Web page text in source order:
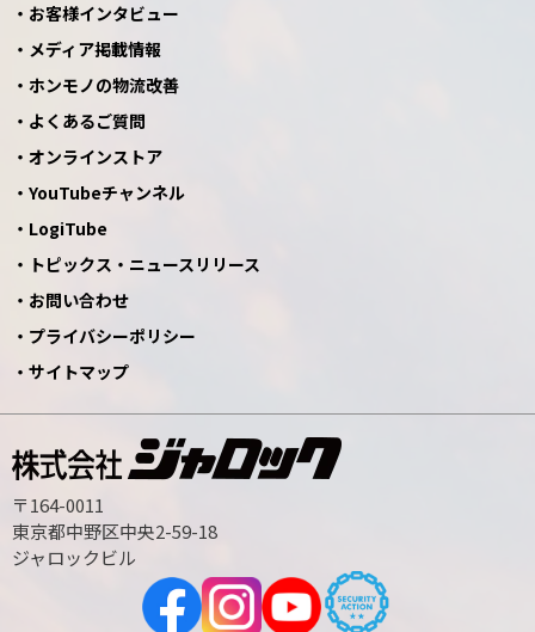
お客様インタビュー
メディア掲載情報
ホンモノの物流改善
よくあるご質問
オンラインストア
YouTubeチャンネル
LogiTube
トピックス・ニュースリリース
お問い合わせ
プライバシーポリシー
サイトマップ
〒164-0011
東京都中野区中央2-59-18
ジャロックビル